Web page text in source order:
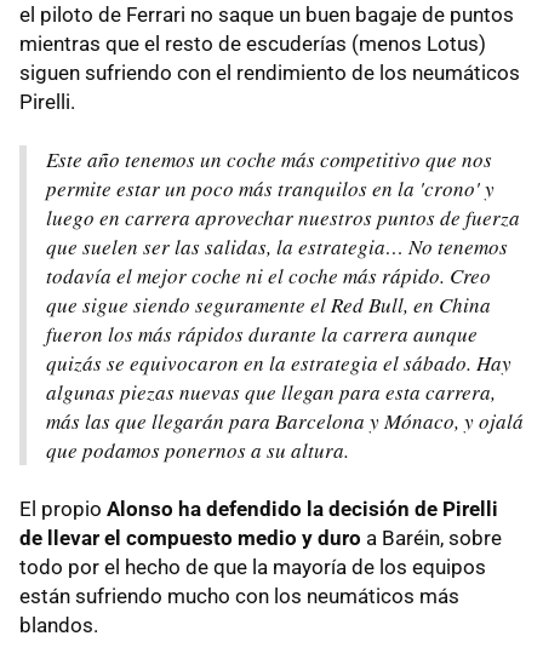
el piloto de Ferrari no saque un buen bagaje de puntos
mientras que el resto de escuderías (menos Lotus)
siguen sufriendo con el rendimiento de los neumáticos
Pirelli.
Este año tenemos un coche más competitivo que nos
permite estar un poco más tranquilos en la 'crono' y
luego en carrera aprovechar nuestros puntos de fuerza
que suelen ser las salidas, la estrategia… No tenemos
todavía el mejor coche ni el coche más rápido. Creo
que sigue siendo seguramente el Red Bull, en China
fueron los más rápidos durante la carrera aunque
quizás se equivocaron en la estrategia el sábado. Hay
algunas piezas nuevas que llegan para esta carrera,
más las que llegarán para Barcelona y Mónaco, y ojalá
que podamos ponernos a su altura.
El propio Alonso ha defendido la decisión de Pirelli
de llevar el compuesto medio y duro a Baréin, sobre
todo por el hecho de que la mayoría de los equipos
están sufriendo mucho con los neumáticos más
blandos.